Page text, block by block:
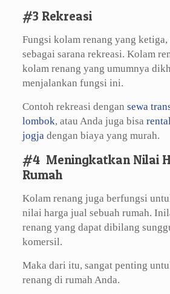
#3 Rekreasi
Fungsi kolam renang yang ketiga,
sebagai sarana rekreasi. Kolam
kolam renang yang umumnya
menjalankan fungsi ini.
Contoh rekreasi dengan sewa
lombok, atau Anda juga bisa
jogjadengan biaya yang murah.
#4 Meningkatkan Nilai
Rumah
Kolam renang juga berfungsi
nilai harga jual sebuah rumah.
renang yang dapat dibilang
komersil.
Maka dari itu, sangat penting
renang di rumah Anda.